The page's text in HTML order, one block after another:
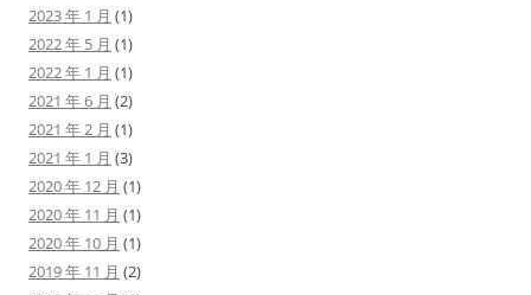
2023 年 1 月 (1)
2022 年 5 月 (1)
2022 年 1 月 (1)
2021 年 6 月 (2)
2021 年 2 月 (1)
2021 年 1 月 (3)
2020 年 12 月 (1)
2020 年 11 月 (1)
2020 年 10 月 (1)
2019 年 11 月 (2)